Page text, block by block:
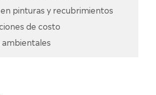
en pinturas y recubrimientos
de costo
ambientales